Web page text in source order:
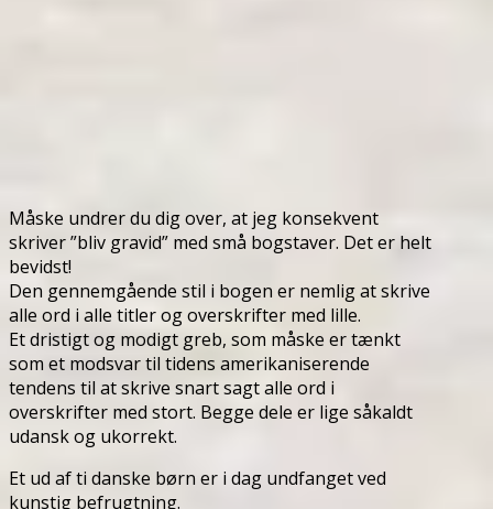
Måske undrer du dig over, at jeg konsekvent
skriver ”bliv gravid” med små bogstaver. Det er helt
bevidst!
Den gennemgående stil i bogen er nemlig at skrive
alle ord i alle titler og overskrifter med lille.
Et dristigt og modigt greb, som måske er tænkt
som et modsvar til tidens amerikaniserende
tendens til at skrive snart sagt alle ord i
overskrifter med stort. Begge dele er lige såkaldt
udansk og ukorrekt.
Et ud af ti danske børn er i dag undfanget ved
kunstig befrugtning.